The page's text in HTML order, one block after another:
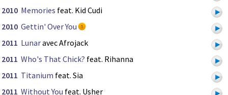
2010 Memories feat. Kid Cudi
2010 Gettin' Over You
2011 Lunaravec Afrojack
2011 Who's That Chick? feat. Rihanna
2011 Titanium feat. Sia
2011 Without You feat. Usher